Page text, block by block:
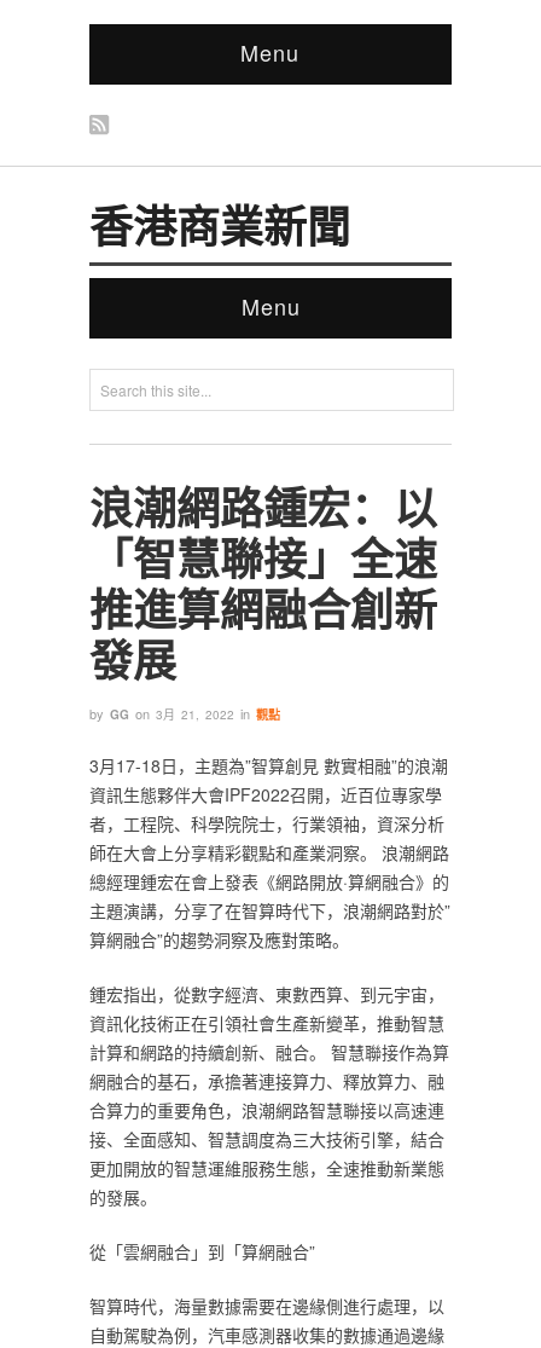
Menu
香港商業新聞
Menu
‎浪潮網路鍾宏：以
「智慧聯接」全速
推進算網融合創新
發展‎
by GG on 3月 21, 2022 in 觀點
3月17-18日，主題為”智算創見 數實相融”的浪潮
資訊生態夥伴大會IPF2022召開，近百位專家學
者，工程院、科學院院士，行業領袖，資深分析
師在大會上分享精彩觀點和產業洞察。 浪潮網路
總經理鍾宏在會上發表《網路開放·算網融合》的
主題演講，分享了在智算時代下，浪潮網路對於”
算網融合”的趨勢洞察及應對策略。‎
‎鍾宏指出，從數字經濟、東數西算、到元宇宙，
資訊化技術正在引領社會生產新變革，推動智慧
計算和網路的持續創新、融合。 智慧聯接作為算
網融合的基石，承擔著連接算力、釋放算力、融
合算力的重要角色，浪潮網路智慧聯接以高速連
接、全面感知、智慧調度為三大技術引擎，結合
更加開放的智慧運維服務生態，全速推動新業態
的發展。‎
‎從「雲網融合」到「算網融合”‎
‎智算時代，海量數據需要在邊緣側進行處理，以
自動駕駛為例，汽車感測器收集的數據通過邊緣